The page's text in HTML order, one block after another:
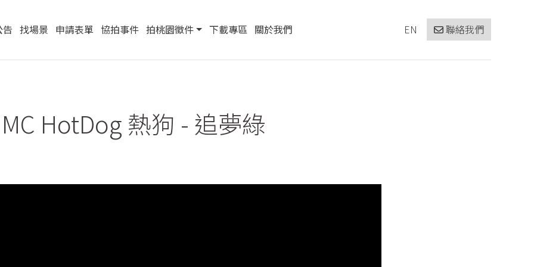
告 找場景 申請表單 協拍事件 拍桃園徵件 下載專區 關於我們 EN 聯絡我們
MC HotDog 熱狗 - 追夢綠